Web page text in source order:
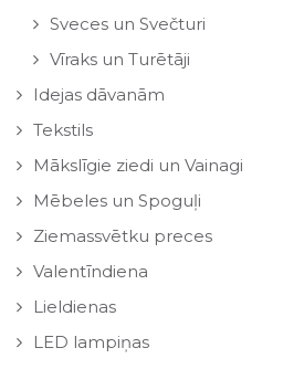
Sveces un Svečturi
Vīraks un Turētāji
Idejas dāvanām
Tekstils
Mākslīgie ziedi un Vainagi
Mēbeles un Spoguļi
Ziemassvētku preces
Valentīndiena
Lieldienas
LED lampiņas